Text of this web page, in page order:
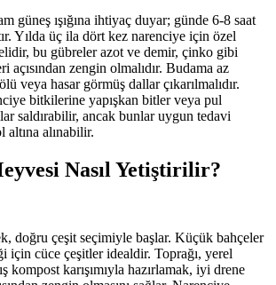
güneş ışığına ihtiyaç duyar; günde 6-8 saat
Yılda üç ila dört kez narenciye için özel
bu gübreler azot ve demir, çinko gibi
açısından zengin olmalıdır. Budama az
veya hasar görmüş dallar çıkarılmalıdır.
bitkilerine yapışkan bitler veya pul
saldırabilir, ancak bunlar uygun tedavi
alınabilir.
Nasıl Yetiştirilir?
doğru çeşit seçimiyle başlar. Küçük bahçeler
için cüce çeşitler idealdir. Toprağı, yerel
kompost karışımıyla hazırlamak, iyi drene